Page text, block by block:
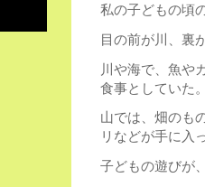
私の子どもの頃
目の前が川、裏
川や海で、魚や
食事としていた
山では、畑のも
リなどが手に入
子どもの遊びが